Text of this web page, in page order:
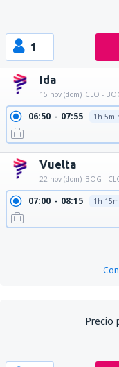
1
Ida
15 nov (dom) CLO -
06:50 07:55 1h
Vuelta
22 nov (dom) BOG -
07:00 08:15 1h
Precio